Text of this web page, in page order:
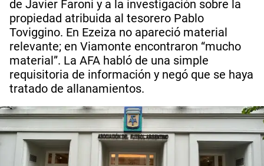
de Javier Faroni y a la investigación sobre la
propiedad atribuida al tesorero Pablo
Toviggino. En Ezeiza no apareció material
relevante; en Viamonte encontraron “mucho
material”. La AFA habló de una simple
requisitoria de información y negó que se haya
tratado de allanamientos.